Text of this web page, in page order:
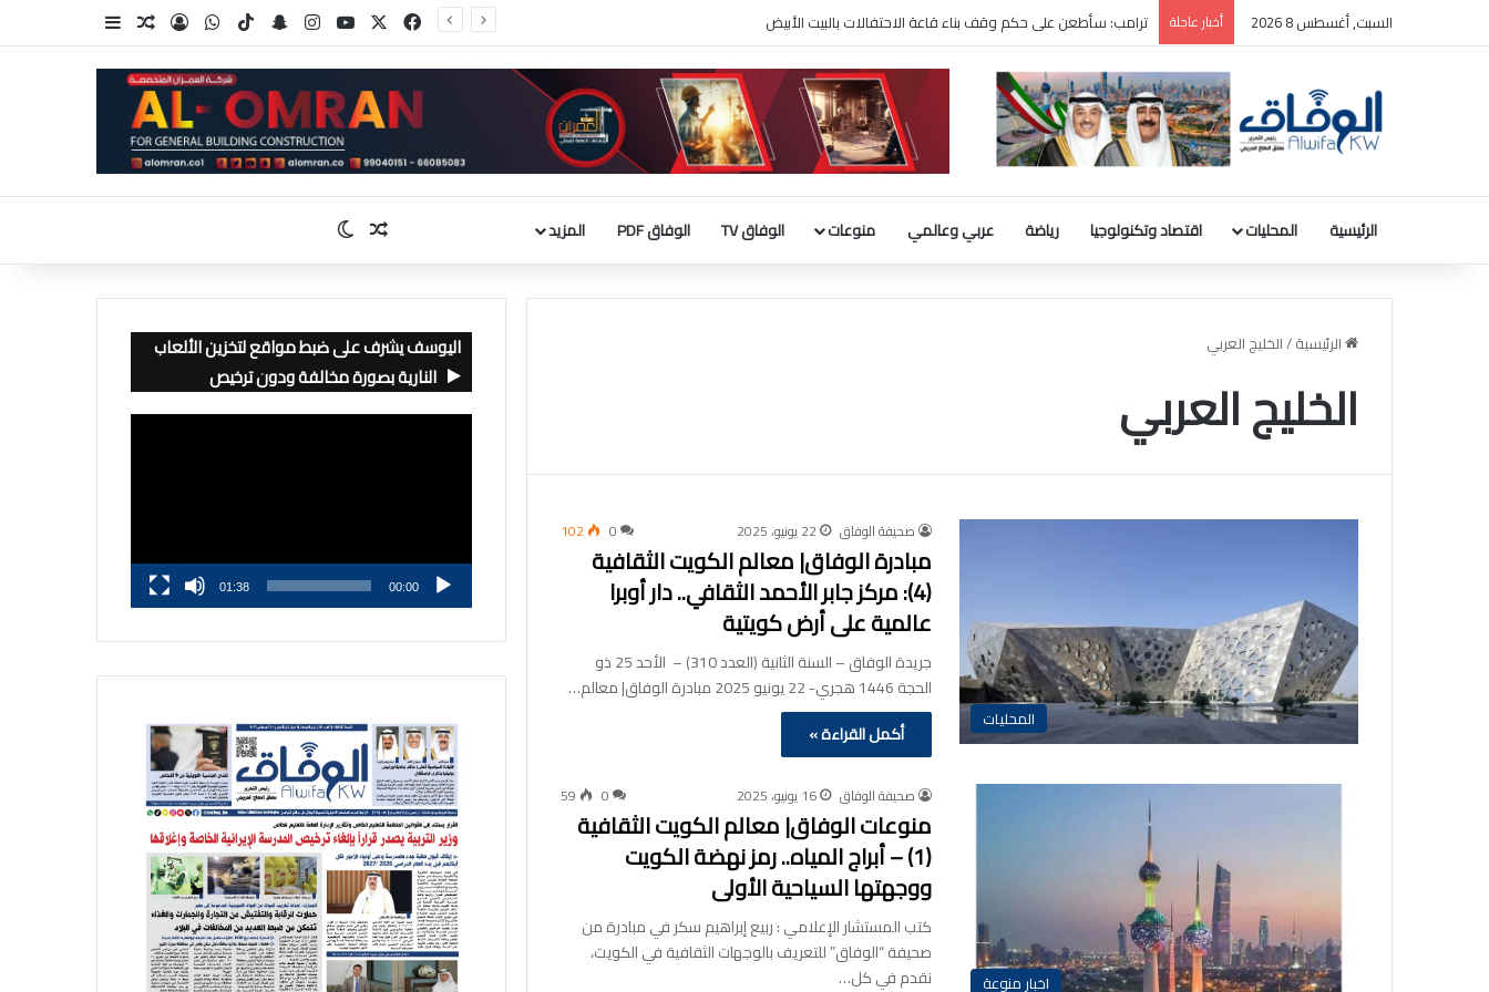
السبت, أغسطس 8 2026 أخبار عاجلة ترامب: سأطعن على حكم وقف بناء قاعة الاحتفالات بالبيت الأبيض فيسبوك ‫YouTubeانستقرامسناب تشات
‫TikTok واتسابتسجيل الدخولمقال عشوائي
الرئيسية المحليات اقتصاد وتكنولوجيا رياضة عربي وعالمي منوعات الوفاق TV الوفاق PDF المزيد مقال عشوائي
الرئيسية/الخليج العربي
الخليج العربي
المحليات
صحيفة الوفاق 22 يونيو، 2025 0
102
مبادرة الوفاق| معالم الكويت الثقافية
(4): مركز جابر الأحمد الثقافي.. دار أوبرا
عالمية على أرض كويتية
جريدة الوفاق – السنة الثانية (العدد 310) – الأحد 25 ذو
الحجة 1446 هجري- 22 يونيو 2025 مبادرة الوفاق| معالم…
أكمل القراءة »
اخبار منوعة
صحيفة الوفاق 16 يونيو، 2025 0
59
منوعات الوفاق| معالم الكويت الثقافية
(1) – أبراج المياه.. رمز نهضة الكويت
ووجهتها السياحية الأولى
كتب المستشار الإعلامي : ربيع إبراهيم سكر في مبادرة من
صحيفة “الوفاق” للتعريف بالوجهات الثقافية في الكويت،
نقدم في كل…
اليوسف يشرف على ضبط مواقع لتخزين الألعاب
النارية بصورة مخالفة ودون ترخيص
00:00
01:38